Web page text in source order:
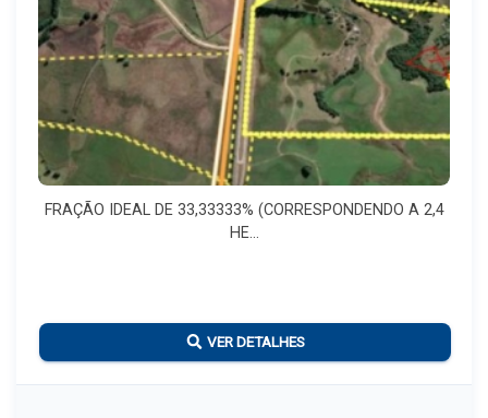
FRAÇÃO IDEAL DE 33,33333% (CORRESPONDENDO A 2,4
HE...
VER DETALHES